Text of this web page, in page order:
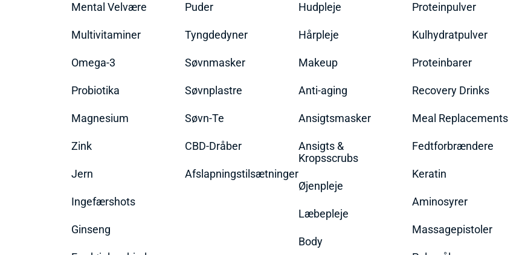
Mental Velvære
Multivitaminer
Omega-3
Probiotika
Magnesium
Zink
Jern
Ingefærshots
Ginseng
Puder
Tyngdedyner
Søvnmasker
Søvnplastre
Søvn-Te
CBD-Dråber
Afslapningstilsætninger
Hudpleje
Hårpleje
Makeup
Anti-aging
Ansigtsmasker
Ansigts &
Kropsscrubs
Øjenpleje
Læbepleje
Body
Proteinpulver
Kulhydratpulver
Proteinbarer
Recovery Drinks
Meal Replacements
Fedtforbrændere
Keratin
Aminosyrer
Massagepistoler